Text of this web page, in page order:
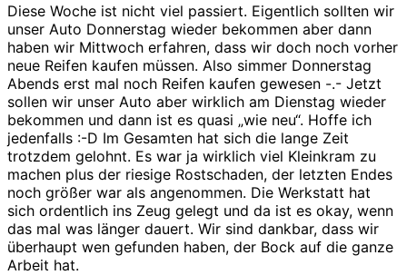
Diese Woche ist nicht viel passiert. Eigentlich sollten wir
unser Auto Donnerstag wieder bekommen aber dann
haben wir Mittwoch erfahren, dass wir doch noch vorher
neue Reifen kaufen müssen. Also simmer Donnerstag
Abends erst mal noch Reifen kaufen gewesen -.- Jetzt
sollen wir unser Auto aber wirklich am Dienstag wieder
bekommen und dann ist es quasi „wie neu“. Hoffe ich
jedenfalls :-D Im Gesamten hat sich die lange Zeit
trotzdem gelohnt. Es war ja wirklich viel Kleinkram zu
machen plus der riesige Rostschaden, der letzten Endes
noch größer war als angenommen. Die Werkstatt hat
sich ordentlich ins Zeug gelegt und da ist es okay, wenn
das mal was länger dauert. Wir sind dankbar, dass wir
überhaupt wen gefunden haben, der Bock auf die ganze
Arbeit hat.